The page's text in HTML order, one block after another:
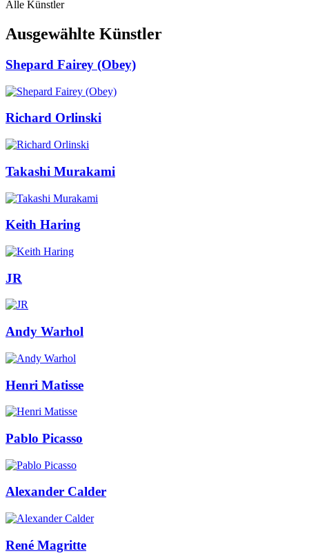
Alle Künstler
Ausgewählte Künstler
Shepard Fairey (Obey)
Richard Orlinski
Takashi Murakami
Keith Haring
JR
Andy Warhol
Henri Matisse
Pablo Picasso
Alexander Calder
René Magritte